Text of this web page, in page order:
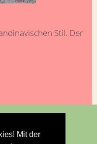
Mit der
Stil. Der